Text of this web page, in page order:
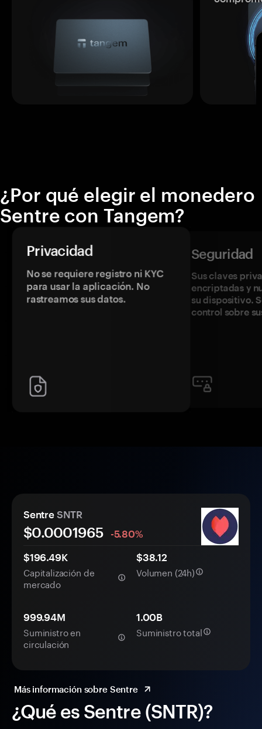
¿Por qué elegir el monedero
Sentre con Tangem?
Privacidad
No se requiere registro ni KYC
para usar la aplicación. No
rastreamos sus datos.
Seguridad
Sus claves
encriptadas y
su dispositivo.
control sobre
¿Qué es Sentre (SNTR)?
Sentre SNTR
$0.0001965
-5.80%
$196.49K
Capitalización de
mercado
$38.12
Volumen (24h)
999.94M
Suministro en
circulación
1.00B
Suministro total
Más información sobre Sentre